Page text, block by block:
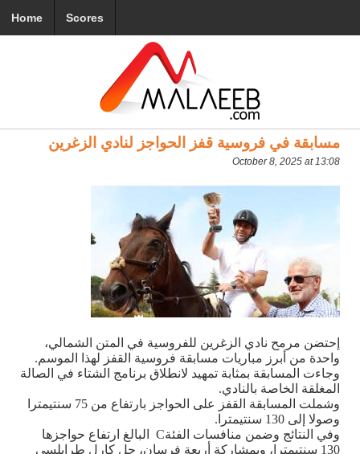
Home Scores
مسابقة في فروسية قفز الحواجز لنادي الزغرين
October 8, 2025 at 13:08
إحتضن مرمح نادي الزغرين للفروسية في المتن الشمالي،
واحدة من أبرز مباريات مسابقة فروسية القفز لهذا الموسم.
وجاءت المسابقة بمثابة تمهيد لانطلاق برنامج الشتاء في الصالة
المغلقة الخاصة بالنادي.
وشملت المسابقة القفز على الحواجز بارتفاع من 75 سنتيمترا
وصولا إلى 130 سنتيمترا
.
وفي النتائج وضمن منافسات الفئةC
البالغ ارتفاع حواجزها
130 سنتيمترا، وبمشاركة أربعة فرسان، حل كارل طرابلسي